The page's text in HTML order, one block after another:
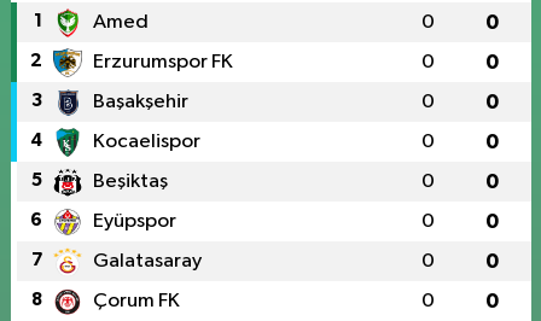
1 Amed 0 0
2 Erzurumspor FK 0 0
3 Başakşehir 0 0
4 Kocaelispor 0 0
5 Beşiktaş 0 0
6 Eyüpspor 0 0
7 Galatasaray 0 0
8 Çorum FK 0 0